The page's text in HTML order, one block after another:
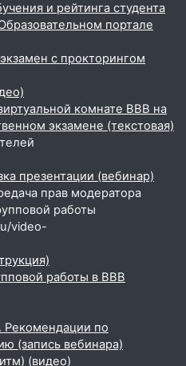
и рейтинга студента
портале
с прокторингом
комнате BBB на
экзамене (текстовая)
презентации (вебинар)
прав модератора
работы
video-
работы в BBB
Рекомендации по
(запись вебинара)
(видео)